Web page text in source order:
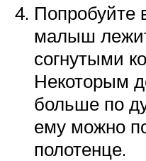
Попробуйте
малыш
согнутыми
Некоторым
больше по
ему можно
полотенце.